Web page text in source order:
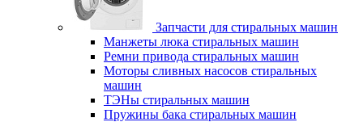
Запчасти для стиральных машин
Манжеты люка стиральных машин
Ремни привода стиральных машин
Моторы сливных насосов стиральных
машин
ТЭНы стиральных машин
Пружины бака стиральных машин